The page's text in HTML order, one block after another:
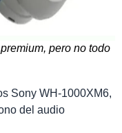
pero no todo
Sony WH-1000XM6,
del audio